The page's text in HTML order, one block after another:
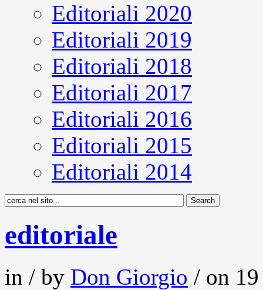
Editoriali 2020
Editoriali 2019
Editoriali 2018
Editoriali 2017
Editoriali 2016
Editoriali 2015
Editoriali 2014
editoriale
in / by Don Giorgio / on